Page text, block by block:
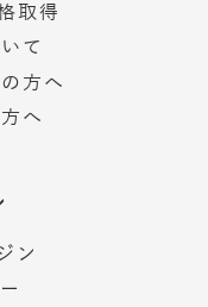
取得
て
方へ
へ
ン